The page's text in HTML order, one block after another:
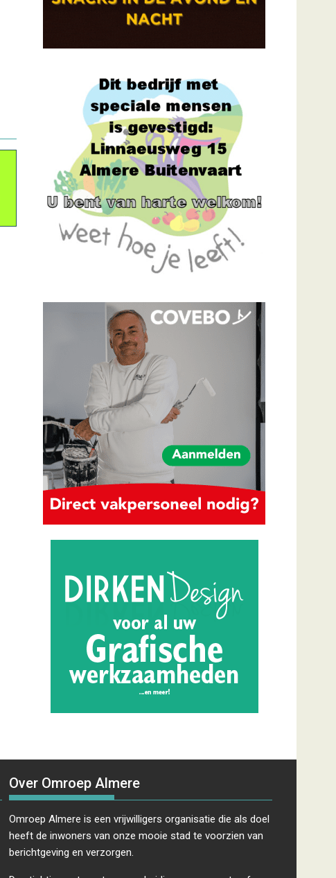
Over Omroep Almere
Omroep Almere is een vrijwilligers organisatie die als doel
heeft de inwoners van onze mooie stad te voorzien van
berichtgeving en verzorgen.